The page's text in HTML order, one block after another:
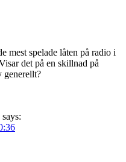
mest spelade låten på radio i
det på en skillnad på
generellt?
says: